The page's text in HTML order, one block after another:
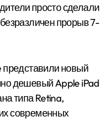
просто сделали
прорыв 7-
представили новый
дешевый Apple iPad
типа Retina,
современных